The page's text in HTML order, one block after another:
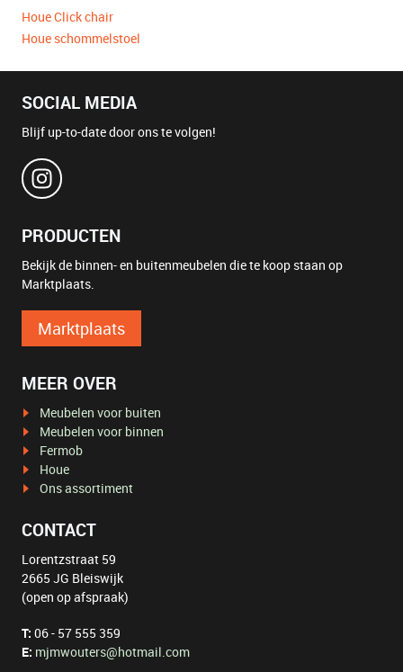
Houe Click chair
Houe schommelstoel
SOCIAL MEDIA
Blijf up-to-date door ons te volgen!
PRODUCTEN
Bekijk de binnen- en buitenmeubelen die te koop staan op
Marktplaats.
Marktplaats
MEER OVER
Meubelen voor buiten
Meubelen voor binnen
Fermob
Houe
Ons assortiment
CONTACT
Lorentzstraat 59
2665 JG Bleiswijk
(open op afspraak)
T: 06 - 57 555 359
E: mjmwouters@hotmail.com